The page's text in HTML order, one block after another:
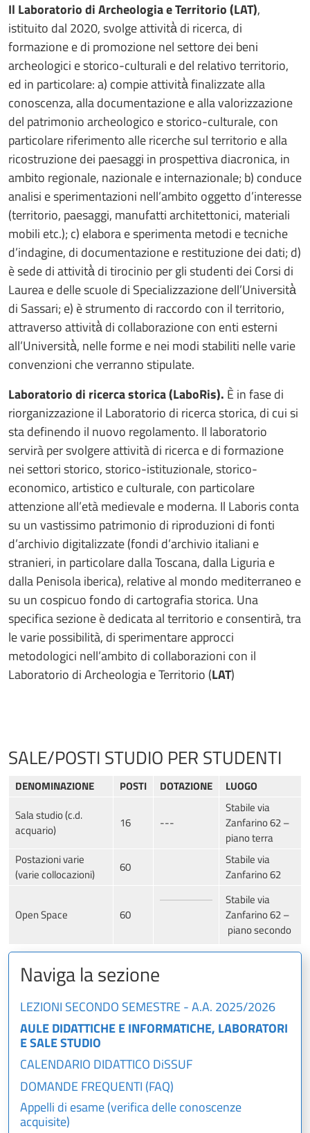
Il Laboratorio di Archeologia e Territorio (LAT),
istituito dal 2020, svolge attività̀ di ricerca, di
formazione e di promozione nel settore dei beni
archeologici e storico-culturali e del relativo territorio,
ed in particolare: a) compie attività̀ finalizzate alla
conoscenza, alla documentazione e alla valorizzazione
del patrimonio archeologico e storico-culturale, con
particolare riferimento alle ricerche sul territorio e alla
ricostruzione dei paesaggi in prospettiva diacronica, in
ambito regionale, nazionale e internazionale; b) conduce
analisi e sperimentazioni nell’ambito oggetto d’interesse
(territorio, paesaggi, manufatti architettonici, materiali
mobili etc.); c) elabora e sperimenta metodi e tecniche
d’indagine, di documentazione e restituzione dei dati; d)
è sede di attività̀ di tirocinio per gli studenti dei Corsi di
Laurea e delle scuole di Specializzazione dell’Università̀
di Sassari; e) è strumento di raccordo con il territorio,
attraverso attività̀ di collaborazione con enti esterni
all’Università̀, nelle forme e nei modi stabiliti nelle varie
convenzioni che verranno stipulate.
Laboratorio di ricerca storica (LaboRis). È in fase di
riorganizzazione il Laboratorio di ricerca storica, di cui si
sta definendo il nuovo regolamento. Il laboratorio
servirà per svolgere attività di ricerca e di formazione
nei settori storico, storico-istituzionale, storico-
economico, artistico e culturale, con particolare
attenzione all’età medievale e moderna. Il Laboris conta
su un vastissimo patrimonio di riproduzioni di fonti
d’archivio digitalizzate (fondi d’archivio italiani e
stranieri, in particolare dalla Toscana, dalla Liguria e
dalla Penisola iberica), relative al mondo mediterraneo e
su un cospicuo fondo di cartografia storica. Una
specifica sezione è dedicata al territorio e consentirà, tra
le varie possibilità, di sperimentare approcci
metodologici nell’ambito di collaborazioni con il
Laboratorio di Archeologia e Territorio (LAT)
SALE/POSTI STUDIO PER STUDENTI
DENOMINAZIONE POSTI DOTAZIONE
LUOGO
Sala studio (c.d.
acquario)
16 ---
Stabile via
Zanfarino 62 –
piano terra
Postazioni varie
(varie collocazioni)
60
Stabile via
Zanfarino 62
Open Space 60
Stabile via
Zanfarino 62 –
piano secondo
Naviga la sezione
LEZIONI SECONDO SEMESTRE - A.A. 2025/2026
AULE DIDATTICHE E INFORMATICHE, LABORATORI
E SALE STUDIO
CALENDARIO DIDATTICO DiSSUF
DOMANDE FREQUENTI (FAQ)
Appelli di esame (verifica delle conoscenze
acquisite)